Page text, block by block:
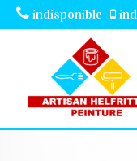
indisponible